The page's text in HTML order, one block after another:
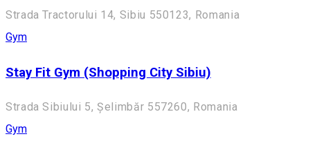
Strada Tractorului 14, Sibiu 550123, Romania
Gym
Stay Fit Gym (Shopping City Sibiu)
Strada Sibiului 5, Șelimbăr 557260, Romania
Gym